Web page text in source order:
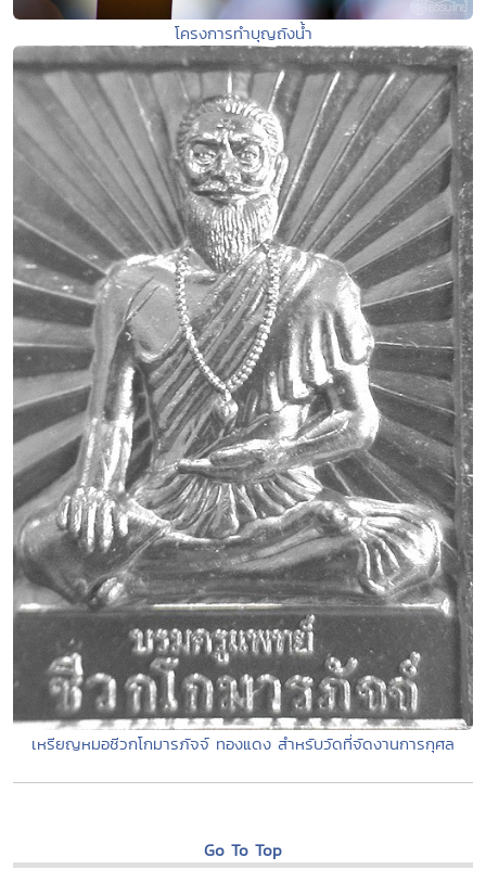
โครงการทำบุญถังน้ำ
เหรียญหมอชีวกโกมารภัจจ์ ทองแดง สำหรับวัดที่จัดงานการกุศล
Go To Top